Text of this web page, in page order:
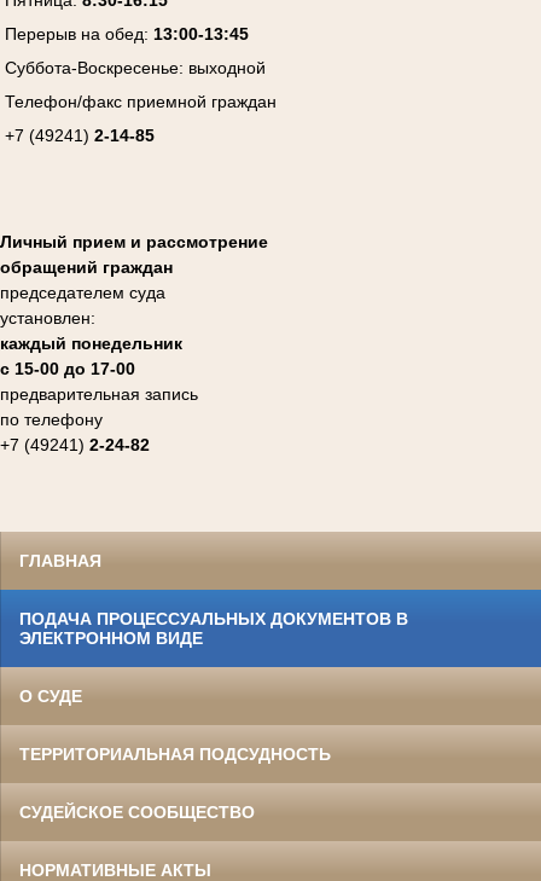
Перерыв на обед: 13:00-13:45
Суббота-Воскресенье: выходной
Телефон/факс приемной граждан
+7 (49241) 2-14-85
Личный прием и рассмотрение
обращений граждан
председателем суда
установлен:
каждый понедельник
с 15-00 до 17-00
предварительная запись
по телефону
+7 (49241) 2-24-82
ГЛАВНАЯ
ПОДАЧА ПРОЦЕССУАЛЬНЫХ ДОКУМЕНТОВ В
ЭЛЕКТРОННОМ ВИДЕ
О СУДЕ
ТЕРРИТОРИАЛЬНАЯ ПОДСУДНОСТЬ
СУДЕЙСКОЕ СООБЩЕСТВО
НОРМАТИВНЫЕ АКТЫ